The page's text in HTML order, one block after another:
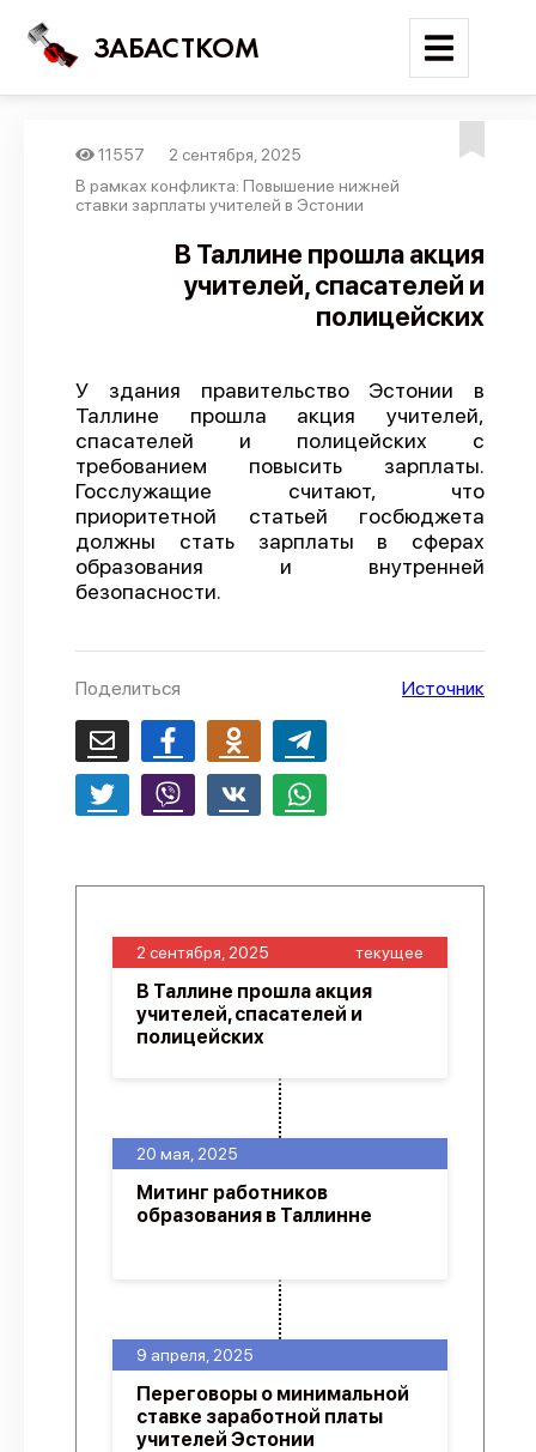
ЗАБАСТКОМ
Войти
Поиск
Новости
Карта событий
Отчеты
Предложить публикацию
Справочник
API
О проекте
11557
2 сентября, 2025
В рамках конфликта: Повышение нижней
ставки зарплаты учителей в Эстонии
В Таллине прошла акция
учителей, спасателей и
полицейских
У здания правительство Эстонии в
Таллине прошла акция учителей,
спасателей и полицейских с
требованием повысить зарплаты.
Госслужащие считают, что
приоритетной статьей госбюджета
должны стать зарплаты в сферах
образования и внутренней
безопасности.
Поделиться Источник
9 апреля, 2025
Переговоры о минимальной
ставке заработной платы
учителей Эстонии
20 мая, 2025
Митинг работников
образования в Таллинне
2 сентября, 2025 текущее
В Таллине прошла акция
учителей, спасателей и
полицейских